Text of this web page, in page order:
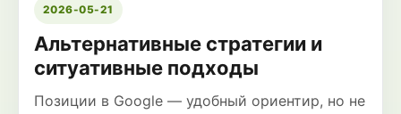
2026-05-21
Альтернативные стратегии и
ситуативные подходы
Позиции в Google — удобный ориентир, но не